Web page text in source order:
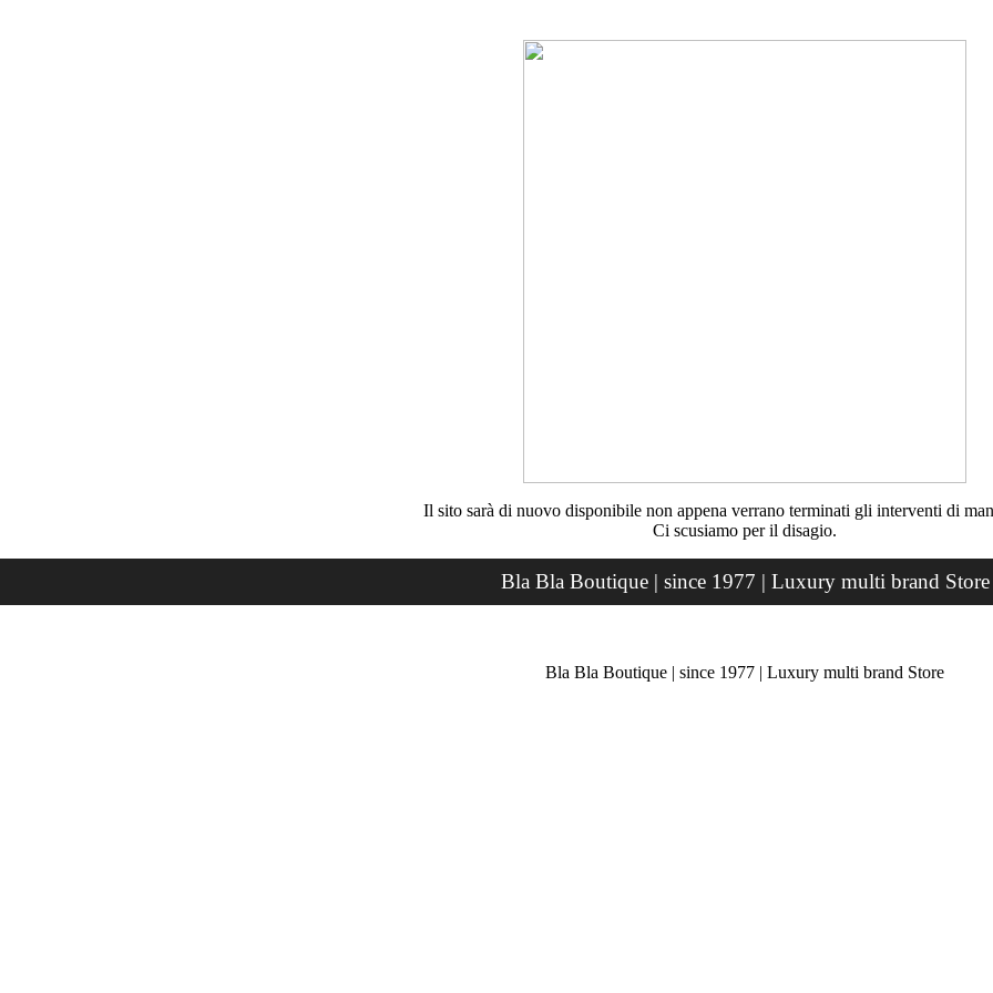
Il sito sarà di nuovo disponibile non appena verrano terminati gli interventi di
Ci scusiamo per il disagio.
Bla Bla Boutique | since 1977 | Luxury multi brand Store
Bla Bla Boutique | since 1977 | Luxury multi brand Store